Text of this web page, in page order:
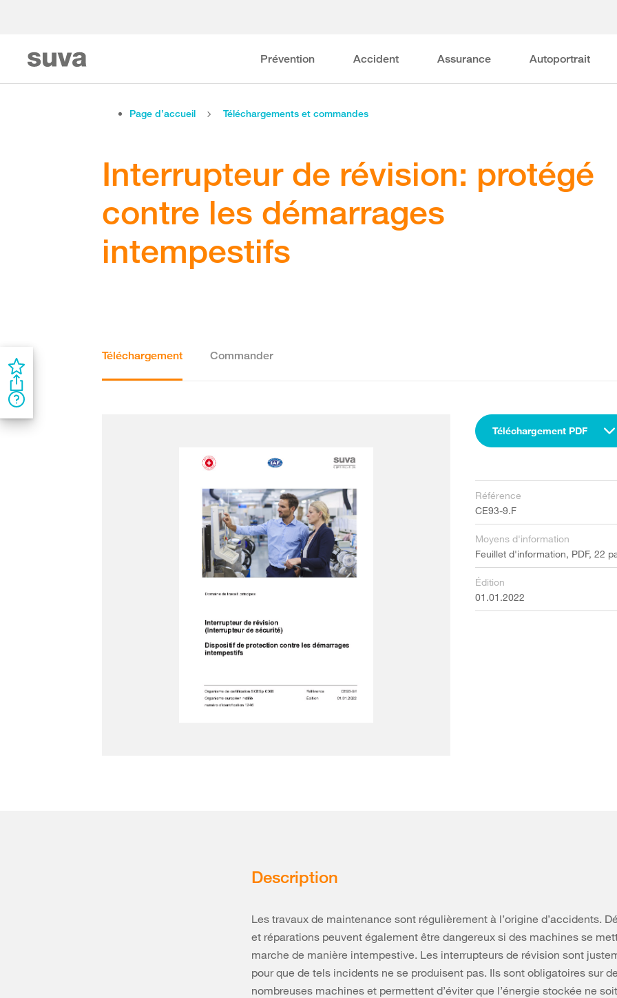
Prévention Accident Assurance Autoportrait
Page d’accueil Téléchargements et commandes
Interrupteur de révision: protégé
contre les démarrages
intempestifs
Téléchargement Commander
Téléchargement PDF
Référence
CE93-9.F
Moyens d'information
Feuillet d'information, PDF, 22
Édition
01.01.2022
Description
Les travaux de maintenance sont régulièrement à l’origine d’accidents.
et réparations peuvent également être dangereux si des machines se
marche de manière intempestive. Les interrupteurs de révision sont
pour que de tels incidents ne se produisent pas. Ils sont obligatoires sur de
nombreuses machines et permettent d’éviter que l’énergie stockée ne